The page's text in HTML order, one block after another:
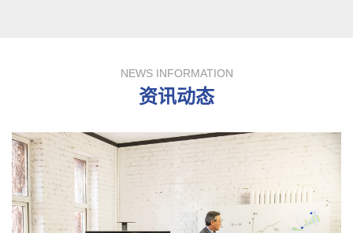
NEWS INFORMATION
资讯动态